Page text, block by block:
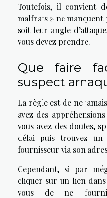
Toutefois, il convient
malfrats » ne manquent
soit leur angle
vous devez prendre.
Que faire
suspect
La règle est de ne
avez des
vous avez des doutes,
délai puis trouvez un
fournisseur via son
Cependant, si par
cliquer sur un lien
vous de ne